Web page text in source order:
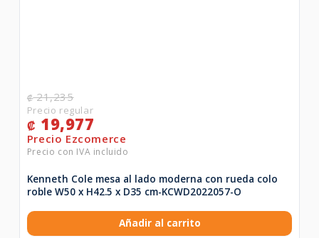
₡21,235
₡ 19,977
Kenneth Cole mesa al lado moderna con rueda colo
roble W50 x H42.5 x D35 cm-KCWD2022057-O
Añadir al carrito